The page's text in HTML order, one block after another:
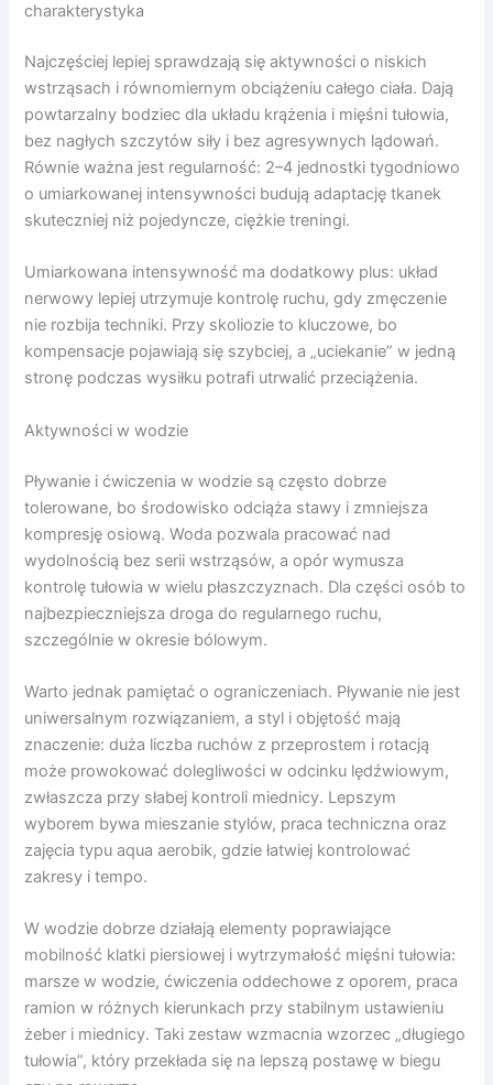
charakterystyka
Najczęściej lepiej sprawdzają się aktywności o niskich
wstrząsach i równomiernym obciążeniu całego ciała. Dają
powtarzalny bodziec dla układu krążenia i mięśni tułowia,
bez nagłych szczytów siły i bez agresywnych lądowań.
Równie ważna jest regularność: 2–4 jednostki tygodniowo
o umiarkowanej intensywności budują adaptację tkanek
skuteczniej niż pojedyncze, ciężkie treningi.
Umiarkowana intensywność ma dodatkowy plus: układ
nerwowy lepiej utrzymuje kontrolę ruchu, gdy zmęczenie
nie rozbija techniki. Przy skoliozie to kluczowe, bo
kompensacje pojawiają się szybciej, a „uciekanie” w jedną
stronę podczas wysiłku potrafi utrwalić przeciążenia.
Aktywności w wodzie
Pływanie i ćwiczenia w wodzie są często dobrze
tolerowane, bo środowisko odciąża stawy i zmniejsza
kompresję osiową. Woda pozwala pracować nad
wydolnością bez serii wstrząsów, a opór wymusza
kontrolę tułowia w wielu płaszczyznach. Dla części osób to
najbezpieczniejsza droga do regularnego ruchu,
szczególnie w okresie bólowym.
Warto jednak pamiętać o ograniczeniach. Pływanie nie jest
uniwersalnym rozwiązaniem, a styl i objętość mają
znaczenie: duża liczba ruchów z przeprostem i rotacją
może prowokować dolegliwości w odcinku lędźwiowym,
zwłaszcza przy słabej kontroli miednicy. Lepszym
wyborem bywa mieszanie stylów, praca techniczna oraz
zajęcia typu aqua aerobik, gdzie łatwiej kontrolować
zakresy i tempo.
W wodzie dobrze działają elementy poprawiające
mobilność klatki piersiowej i wytrzymałość mięśni tułowia:
marsze w wodzie, ćwiczenia oddechowe z oporem, praca
ramion w różnych kierunkach przy stabilnym ustawieniu
żeber i miednicy. Taki zestaw wzmacnia wzorzec „długiego
tułowia”, który przekłada się na lepszą postawę w biegu